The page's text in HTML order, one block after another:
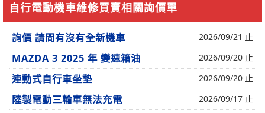
自行電動機車維修買賣相關詢價單
詢價 請問有沒有全新機車 2026/09/21 止
MAZDA 3 2025 年 變速箱油 2026/09/20 止
連動式自行車坐墊 2026/09/20 止
陸製電動三輪車無法充電 2026/09/17 止